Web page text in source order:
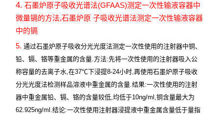
4. 石墨炉原子吸收光谱法(GFAAS)测定一次性输液容器中
微量镉的方法,石墨炉原 子吸收光谱法测定一次性输液容器
中的镉
5. 通过石墨炉原子吸收分光光度法测定一次性使用的注射器中铜、
铅、镉、铬等重金属的含量.方法:先将一次性使用的注射器吸入公
称容量的去离子水,在37℃下浸提8-24小时,再使用石墨炉原子吸收
分光光度法检测样品溶液中重金属的含量.结果:一次性使用的注射
器中重金属铅、镉、铬的含量较低,均低于10ng/ml,铜含量最大为
62.925ng/ml.结论:一次性使用注射器浸提液中重金属含量低于量指